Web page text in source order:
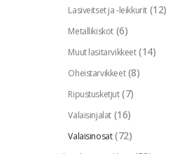
Lasiveitset ja -leikkurit (12)
Metallikiskot (6)
Muut lasitarvikkeet (14)
Oheistarvikkeet (8)
Ripustusketjut (7)
Valaisinjalat (16)
Valaisinosat (72)